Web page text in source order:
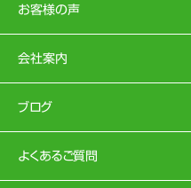
お客様の声
会社案内
ブログ
よくあるご質問